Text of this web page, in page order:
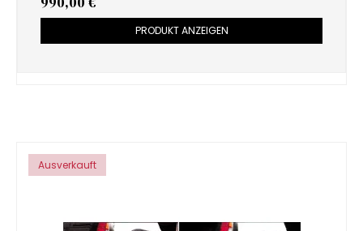
PRODUKT ANZEIGEN
Ausverkauft